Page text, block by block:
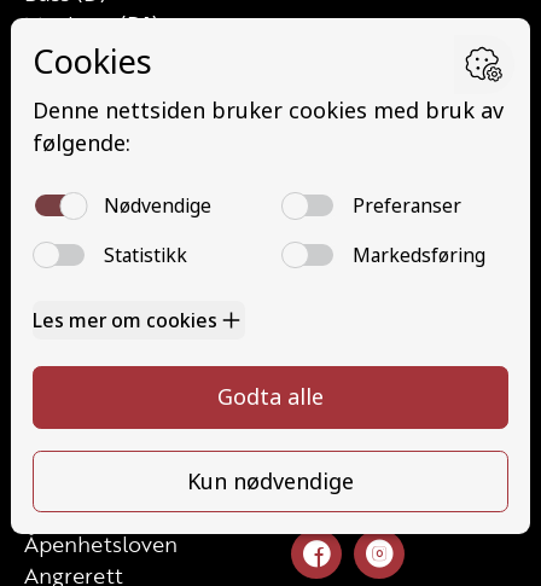
Minibuss (D1)
Minibuss med henger (D1E)
Traktor (T)
Traktor (T141 og T148)
Trafikalt grunnkurs (TG)
Gods (YDG – YSK)
Person (YDP – YSK)
Kontakt
Priser
Elevside
Kontakt oss
Åpenhetsloven
Angrerett
52 70 87 90
post@haugaland-as.no
Følg oss